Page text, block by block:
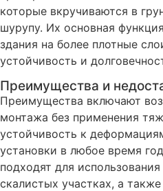
которые вкручиваются в
шурупу. Их основная
здания на более плотные
устойчивость и
Преимущества и
Преимущества включают
монтажа без применения
устойчивость к
установки в любое время
подходят для
скалистых участках, а